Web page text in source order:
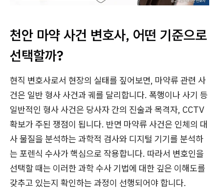
천안 마약 사건 변호사, 어떤 기준으로
선택할까?
현직 변호사로서 현장의 실태를 짚어보면, 마약류 관련 사
건은 일반 형사 사건과 궤를 달리합니다. 폭행이나 사기 등
일반적인 형사 사건은 당사자 간의 진술과 목격자, CCTV
확보가 주된 쟁점이 됩니다. 반면 마약류 사건은 인체의 대
사 물질을 분석하는 과학적 검사와 디지털 기기를 분석하
는 포렌식 수사가 핵심으로 작용합니다. 따라서 변호인을
선택할 때는 이러한 과학 수사 기법에 대한 깊은 이해도를
갖추고 있는지 확인하는 과정이 선행되어야 합니다.